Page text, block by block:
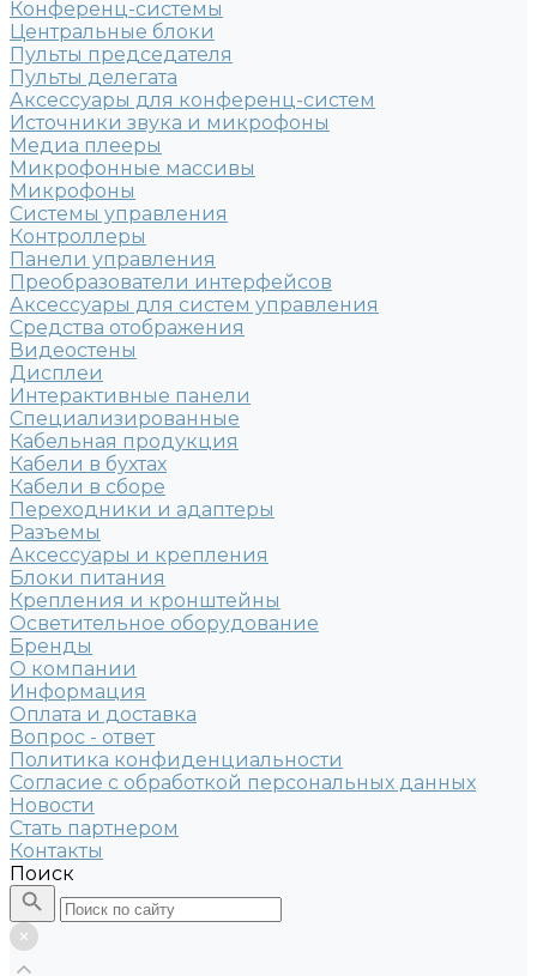
Конференц-системы
Центральные блоки
Пульты председателя
Пульты делегата
Аксессуары для конференц-систем
Источники звука и микрофоны
Медиа плееры
Микрофонные массивы
Микрофоны
Системы управления
Контроллеры
Панели управления
Преобразователи интерфейсов
Аксессуары для систем управления
Средства отображения
Видеостены
Дисплеи
Интерактивные панели
Специализированные
Кабельная продукция
Кабели в бухтах
Кабели в сборе
Переходники и адаптеры
Разъемы
Аксессуары и крепления
Блоки питания
Крепления и кронштейны
Осветительное оборудование
Бренды
О компании
Информация
Оплата и доставка
Вопрос - ответ
Политика конфиденциальности
Согласие с обработкой персональных данных
Новости
Стать партнером
Контакты
Поиск